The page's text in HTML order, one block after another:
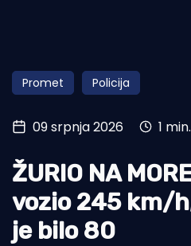
Obala
Otoci
Turizam i nautika
Pomorstvo
Ribolov
Ekologija
Promet Policija
09 srpnja 2026 1
ŽURIO NA
vozio 245 km/
je bilo 80